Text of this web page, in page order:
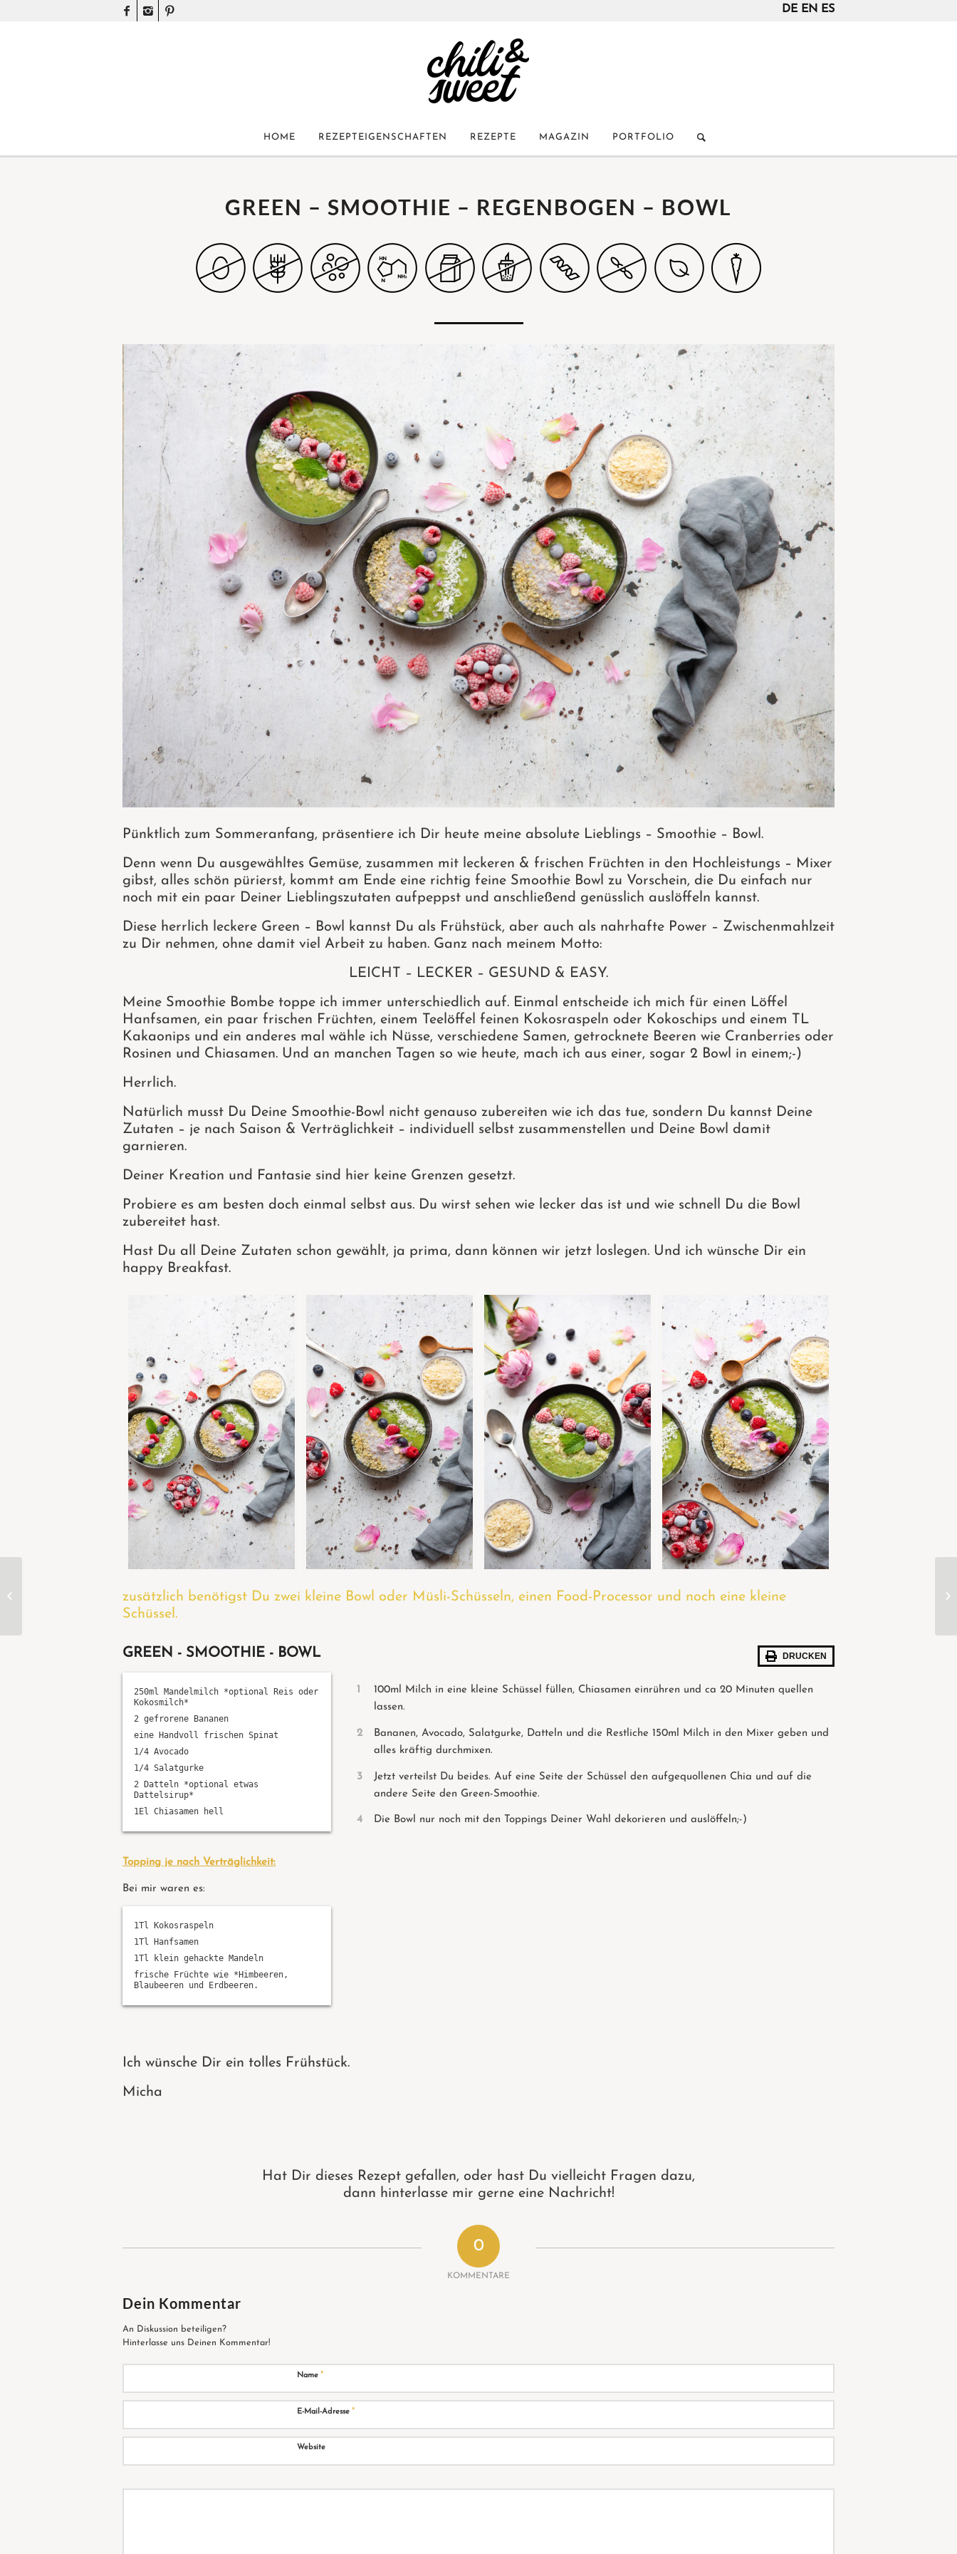
DE EN ES
HOME REZEPTEIGENSCHAFTEN REZEPTE MAGAZIN PORTFOLIO
GREEN – SMOOTHIE – REGENBOGEN – BOWL
Pünktlich zum Sommeranfang, präsentiere ich Dir heute meine absolute Lieblings – Smoothie – Bowl.
Denn wenn Du ausgewähltes Gemüse, zusammen mit leckeren & frischen Früchten in den Hochleistungs – Mixer
gibst, alles schön pürierst, kommt am Ende eine richtig feine Smoothie Bowl zu Vorschein, die Du einfach nur
noch mit ein paar Deiner Lieblingszutaten aufpeppst und anschließend genüsslich auslöffeln kannst.
Diese herrlich leckere Green – Bowl kannst Du als Frühstück, aber auch als nahrhafte Power – Zwischenmahlzeit
zu Dir nehmen, ohne damit viel Arbeit zu haben. Ganz nach meinem Motto:
LEICHT – LECKER – GESUND & EASY.
Meine Smoothie Bombe toppe ich immer unterschiedlich auf. Einmal entscheide ich mich für einen Löffel
Hanfsamen, ein paar frischen Früchten, einem Teelöffel feinen Kokosraspeln oder Kokoschips und einem TL
Kakaonips und ein anderes mal wähle ich Nüsse, verschiedene Samen, getrocknete Beeren wie Cranberries oder
Rosinen und Chiasamen. Und an manchen Tagen so wie heute, mach ich aus einer, sogar 2 Bowl in einem;-)
Herrlich.
Natürlich musst Du Deine Smoothie-Bowl nicht genauso zubereiten wie ich das tue, sondern Du kannst Deine
Zutaten – je nach Saison & Verträglichkeit – individuell selbst zusammenstellen und Deine Bowl damit
garnieren.
Deiner Kreation und Fantasie sind hier keine Grenzen gesetzt.
Probiere es am besten doch einmal selbst aus. Du wirst sehen wie lecker das ist und wie schnell Du die Bowl
zubereitet hast.
Hast Du all Deine Zutaten schon gewählt, ja prima, dann können wir jetzt loslegen. Und ich wünsche Dir ein
happy Breakfast.
zusätzlich benötigst Du zwei kleine Bowl oder Müsli-Schüsseln, einen Food-Processor und noch eine kleine
Schüssel.
DRUCKEN
GREEN - SMOOTHIE - BOWL
250ml Mandelmilch *optional Reis oder
Kokosmilch*
2 gefrorene Bananen
eine Handvoll frischen Spinat
1/4 Avocado
1/4 Salatgurke
2 Datteln *optional etwas
Dattelsirup*
1El Chiasamen hell
Topping je nach Verträglichkeit:
Bei mir waren es:
1Tl Kokosraspeln
1Tl Hanfsamen
1Tl klein gehackte Mandeln
frische Früchte wie *Himbeeren,
Blaubeeren und Erdbeeren.
100ml Milch in eine kleine Schüssel füllen, Chiasamen einrühren und ca 20 Minuten quellen
lassen.
Bananen, Avocado, Salatgurke, Datteln und die Restliche 150ml Milch in den Mixer geben und
alles kräftig durchmixen.
Jetzt verteilst Du beides. Auf eine Seite der Schüssel den aufgequollenen Chia und auf die
andere Seite den Green-Smoothie.
Die Bowl nur noch mit den Toppings Deiner Wahl dekorieren und auslöffeln;-)
Ich wünsche Dir ein tolles Frühstück.
Micha
Hat Dir dieses Rezept gefallen, oder hast Du vielleicht Fragen dazu,
dann hinterlasse mir gerne eine Nachricht!
0
KOMMENTARE
Dein Kommentar
An Diskussion beteiligen?
Hinterlasse uns Deinen Kommentar!
Name *
E-Mail-Adresse *
Website
verschiedenen Toppings